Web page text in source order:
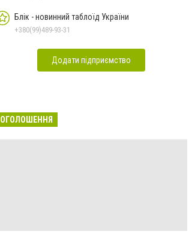
Блік - новинний таблоїд України
+380(99)489-93-31
Додати підприємство
ОГОЛОШЕННЯ